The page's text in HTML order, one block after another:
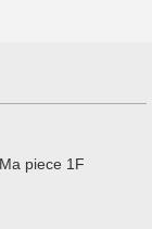
piece 1F